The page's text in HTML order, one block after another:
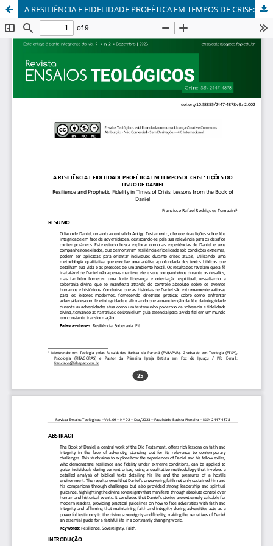
A RESILIÊNCIA E FIDELIDADE PROFÉTICA EM TEMPOS DE CRISE: LIÇÕES DO LIVRO DE DANIEL